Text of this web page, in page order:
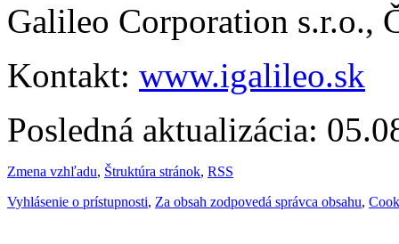
Galileo Corporation s.r.o.,
Kontakt: www.igalileo.sk
Posledná aktualizácia:
Zmena vzhľadu, Štruktúra stránok, RSS
Vyhlásenie o prístupnosti, Za obsah zodpovedá správca obsahu,